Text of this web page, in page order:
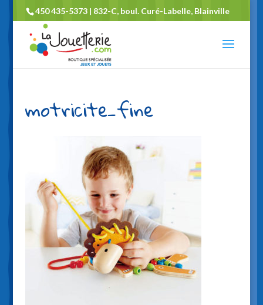
450 435-5373 | 832-C, boul. Curé-Labelle, Blainville
motricite_fine